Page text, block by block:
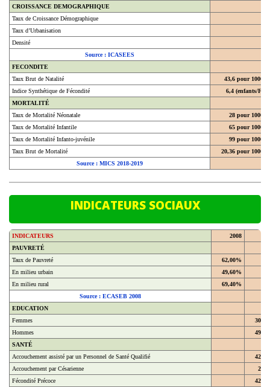
CROISSANCE DEMOGRAPHIQUE
Taux de Croissance Démographique
Taux d’Urbanisation
Densité
Source : ICASEES
FECONDITE
Taux Brut de Natalité
43,6 pour 1000
Indice Synthétique de Fécondité
6,4 (enfants/F)
MORTALITÉ
Taux de Mortalité Néonatale
28 pour 1000
Taux de Mortalité Infantile
65 pour 1000
Taux de Mortalité Infanto-juvénile
99 pour 1000
Taux Brut de Mortalité
20,36 pour 1000
Source : MICS 2018-2019
INDICATEURS SOCIAUX
INDICATEURS 2008
PAUVRETÉ
Taux de Pauvreté
62,00%
En milieu urbain
49,60%
En milieu rural
69,40%
Source : ECASEB 2008
EDUCATION
Femmes
Hommes
SANTÉ
Accouchement assisté par un Personnel de Santé Qualifié
Accouchement par Césarienne
Fécondité Précoce